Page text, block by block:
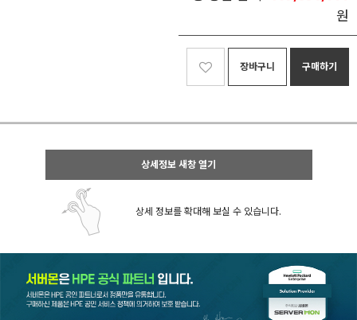
원
장바구니 구매하기
상세정보 새창 열기
상세 정보를 확대해 보실 수 있습니다.